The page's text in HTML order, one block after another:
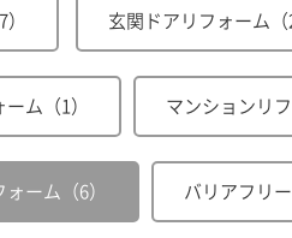
玄関ドアリフォーム（
ム（1） マンションリ
ーム（6） バリアフリ